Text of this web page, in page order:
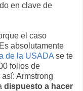
en clave de
el caso
absolutamente
de la USADA se te
folios de
Armstrong
dispuesto a hacer